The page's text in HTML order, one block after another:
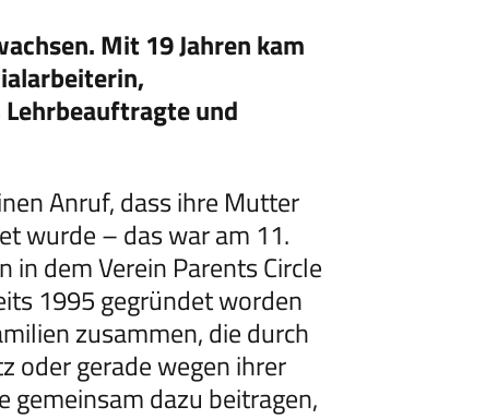
Mit 19 Jahren kam
und
Anruf, dass ihre Mutter
wurde – das war am 11.
in dem Verein Parents Circle
1995 gegründet worden
zusammen, die durch
oder gerade wegen ihrer
gemeinsam dazu beitragen,